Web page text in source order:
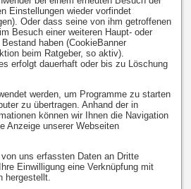
Einstellungen wieder vorfindet
Oder dass seine von ihm getroffenen
Besuch einer weiteren Haupt- oder
haben (CookieBanner
beim Ratgeber, so aktiv).
erfolgt dauerhaft oder bis zu Löschung
werden, um Programme zu starten
zu übertragen. Anhand der in
können wir Ihnen die Navigation
Anzeige unserer Webseiten
uns erfassten Daten an Dritte
Einwilligung eine Verknüpfung mit
hergestellt.